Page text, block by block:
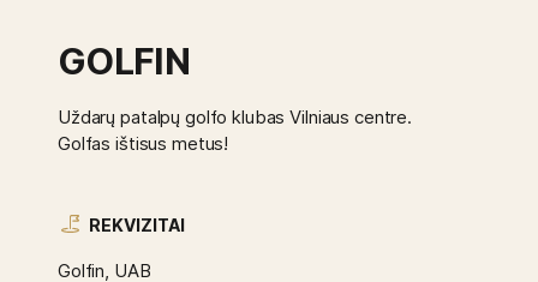
GOLFIN
Uždarų patalpų golfo klubas Vilniaus centre.
Golfas ištisus metus!
REKVIZITAI
Golfin, UAB